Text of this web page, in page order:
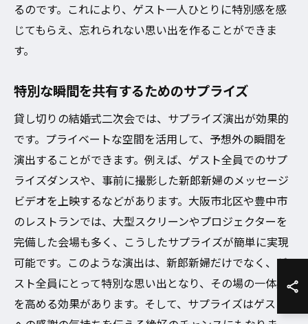
るのです。これにより、ゲスト一人ひとりに特別感を感
じてもらえ、忘れられない思い出を作ることができま
す。
特別な瞬間を共有するためのサプライズ
貸し切りの結婚式二次会では、サプライズ演出が効果的
です。プライベートな空間を活用して、予想外の瞬間を
演出することができます。例えば、ゲスト全員でのサプ
ライズダンスや、事前に撮影した新郎新婦のメッセージ
ビデオを上映するなどがあります。大阪市北区や豊中市
のレストランでは、大型スクリーンやプロジェクターを
完備した会場も多く、こうしたサプライズが簡単に実現
可能です。このような演出は、新郎新婦だけでなく、ゲ
スト全員にとって特別な思い出となり、その場の一体感
を高める効果があります。そして、サプライズはゲスト